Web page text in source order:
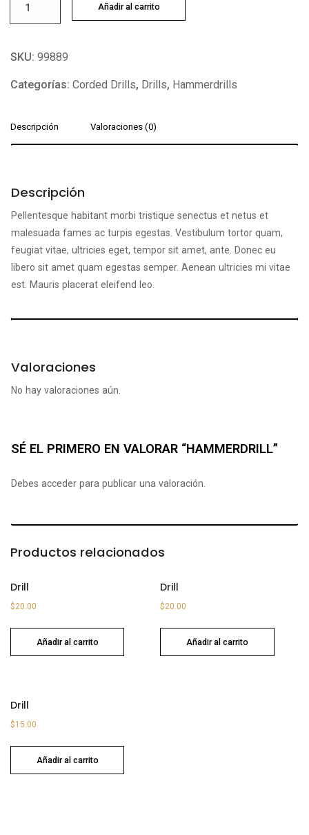
Añadir al carrito
SKU: 99889
Categorías: Corded Drills, Drills, Hammerdrills
Descripción Valoraciones (0)
Descripción
Pellentesque habitant morbi tristique senectus et netus et
malesuada fames ac turpis egestas. Vestibulum tortor quam,
feugiat vitae, ultricies eget, tempor sit amet, ante. Donec eu
libero sit amet quam egestas semper. Aenean ultricies mi vitae
est. Mauris placerat eleifend leo.
Valoraciones
No hay valoraciones aún.
SÉ EL PRIMERO EN VALORAR “HAMMERDRILL”
Debes acceder para publicar una valoración.
Productos relacionados
Drill
$20.00
Añadir al carrito
Drill
$20.00
Añadir al carrito
Drill
$15.00
Añadir al carrito